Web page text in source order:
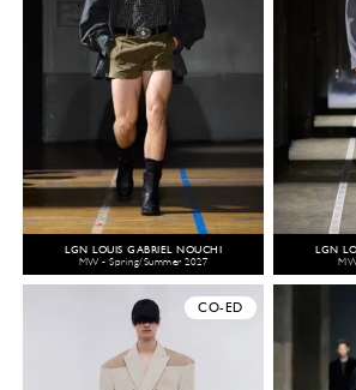
LGN LOUIS GABRIEL NOUCHI
MW - Spring/Summer 2027
LGN
CO-ED